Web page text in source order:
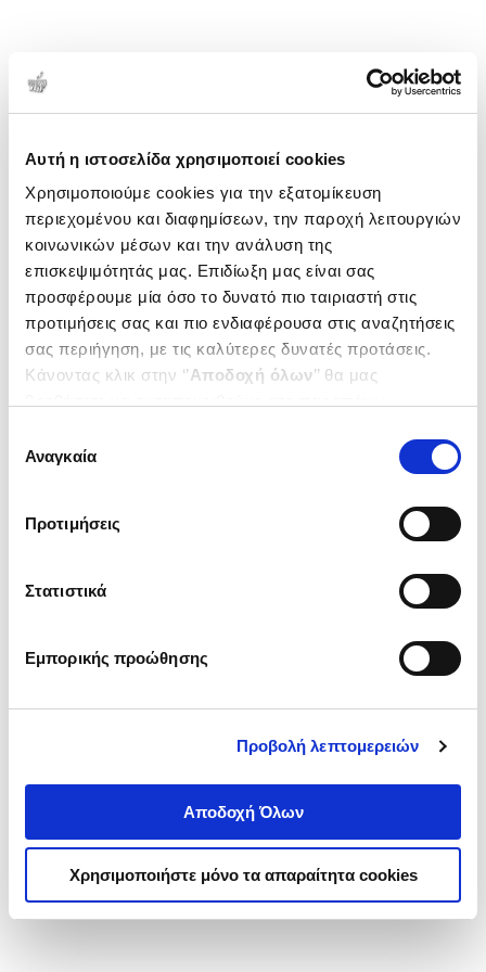
Αυτή η ιστοσελίδα χρησιμοποιεί cookies
Χρησιμοποιούμε cookies για την εξατομίκευση
περιεχομένου και διαφημίσεων, την παροχή λειτουργιών
κοινωνικών μέσων και την ανάλυση της
επισκεψιμότητάς μας. Επιδίωξη μας είναι σας
προσφέρουμε μία όσο το δυνατό πιο ταιριαστή στις
προτιμήσεις σας και πιο ενδιαφέρουσα στις αναζητήσεις
σας περιήγηση, με τις καλύτερες δυνατές προτάσεις.
Κάνοντας κλικ στην ‘’Αποδοχή όλων’’ θα μας
ενδιαφέρουν και να επιλέξετε από τα παρακάτω με την
΄΄και να ενημερωθείτε σχετικά με
συγκατάθεσης
Αναγκαία
Προτιμήσεις
Στατιστικά
Εμπορικής προώθησης
Προβολή λεπτομερειών
Αποδοχή Όλων
Χρησιμοποιήστε μόνο τα απαραίτητα cookies